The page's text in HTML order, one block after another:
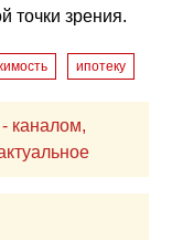
точки зрения.
ипотеку
каналом,
самое актуальное